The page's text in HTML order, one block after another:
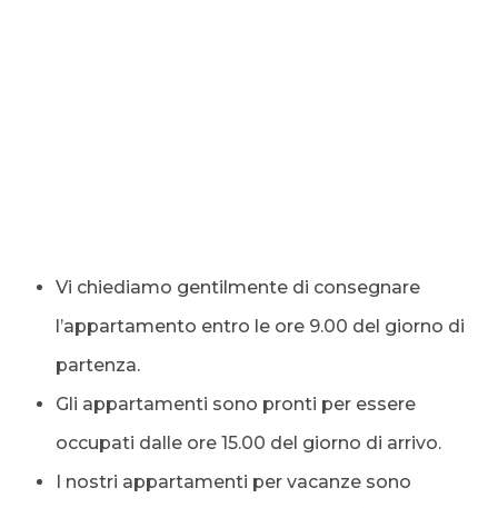
Vi chiediamo gentilmente di consegnare
l’appartamento entro le ore 9.00 del giorno di
partenza.
Gli appartamenti sono pronti per essere
occupati dalle ore 15.00 del giorno di arrivo.
I nostri appartamenti per vacanze sono